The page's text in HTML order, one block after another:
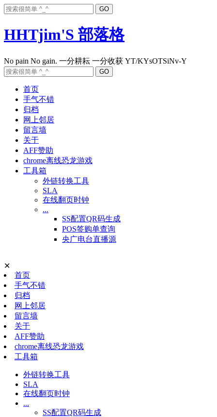
HHTjim'S 部落格
首页
手气不错
归档
网上邻居
留言墙
关于
AFF赞助
chrome离线恐龙游戏
工具箱
外链转换工具
SLA
在线翻页时钟
...
SS配置QR码生成
POS签购单查询
央广电台直播源
✕
首页
手气不错
归档
网上邻居
留言墙
关于
AFF赞助
chrome离线恐龙游戏
工具箱
外链转换工具
SLA
在线翻页时钟
...
SS配置QR码生成